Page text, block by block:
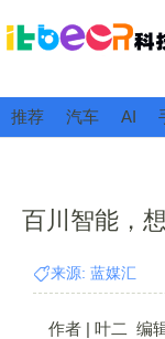
推荐 汽车 AI
百川智能，
来源: 蓝媒汇
作者 | 叶二 编